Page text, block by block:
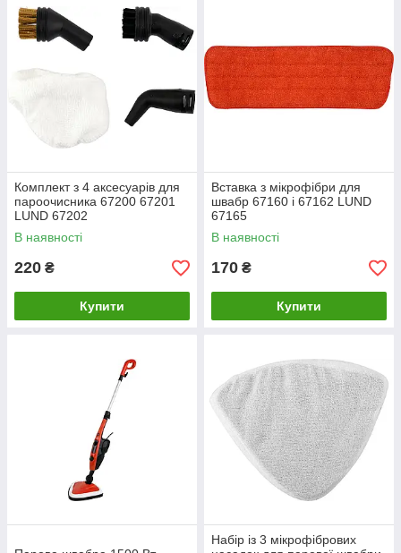
Комплект з 4 аксесуарів для
пароочисника 67200 67201
LUND 67202
В наявності
220 ₴
Купити
Вставка з мікрофібри для
швабр 67160 і 67162 LUND
67165
В наявності
170 ₴
Купити
Набір із 3 мікрофібрових